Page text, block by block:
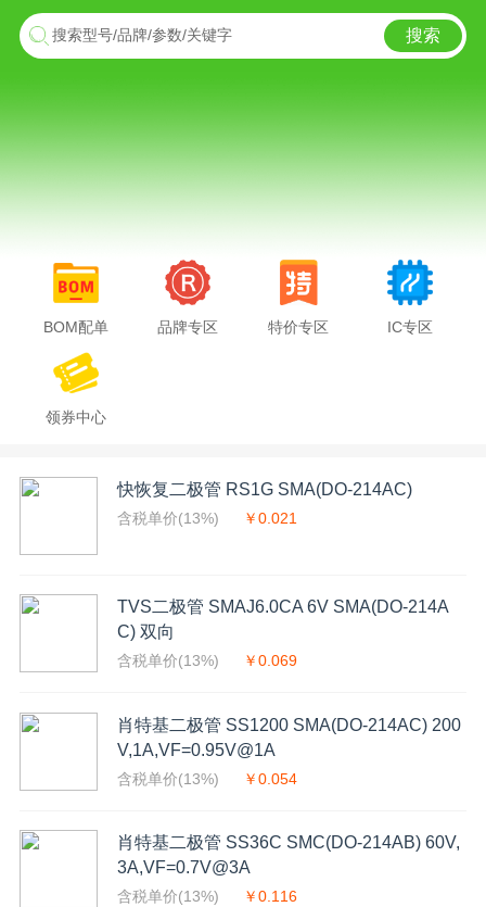
搜索型号/品牌/参数/关键字 搜索
BOM配单 品牌专区 特价专区 IC专区
领券中心
快恢复二极管 RS1G SMA(DO-214AC)
含税单价(13%) ￥0.021
TVS二极管 SMAJ6.0CA 6V SMA(DO-214A
C) 双向
含税单价(13%) ￥0.069
肖特基二极管 SS1200 SMA(DO-214AC) 200
V,1A,VF=0.95V@1A
含税单价(13%) ￥0.054
肖特基二极管 SS36C SMC(DO-214AB) 60V,
3A,VF=0.7V@3A
含税单价(13%) ￥0.116